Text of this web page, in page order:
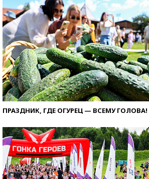
ПРАЗДНИК, ГДЕ ОГУРЕЦ — ВСЕМУ ГОЛОВА!